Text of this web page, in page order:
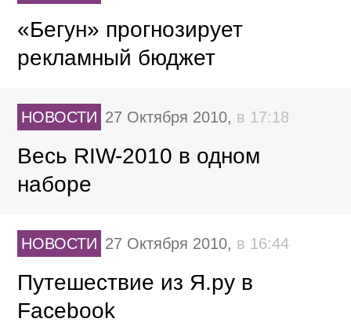
«Бегун» прогнозирует
рекламный бюджет
НОВОСТИ 27 Октября 2010, в 17:18
Весь RIW-2010 в одном
наборе
НОВОСТИ 27 Октября 2010, в 16:44
Путешествие из Я.ру в
Facebook